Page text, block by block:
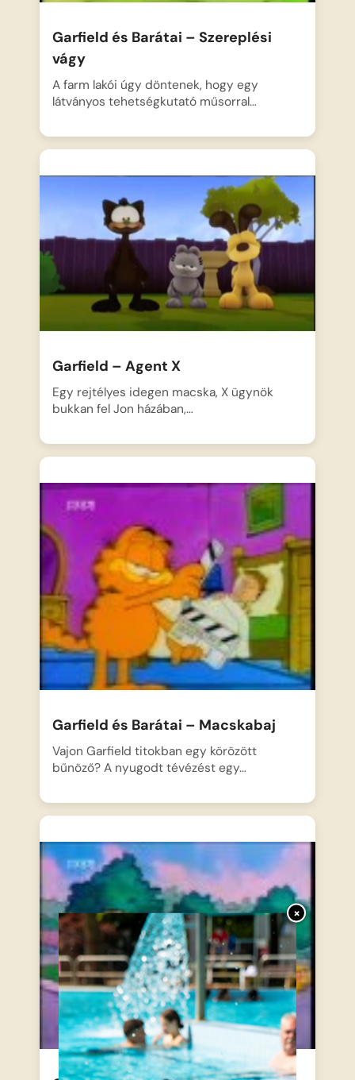
×
Garfield és Barátai – Szereplési
vágy
A farm lakói úgy döntenek, hogy egy
látványos tehetségkutató műsorral…
Garfield – Agent X
Egy rejtélyes idegen macska, X ügynök
bukkan fel Jon házában,…
Garfield és Barátai – Macskabaj
Vajon Garfield titokban egy körözött
bűnöző? A nyugodt tévézést egy…